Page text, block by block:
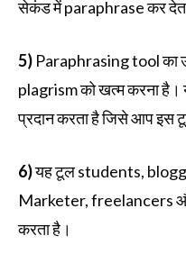
सेकंड में paraphrase कर
5) Paraphrasing tool का
plagrism को खत्म करना
प्रदान करता है जिसे आप इस
6)यह टूल students,
Marketer, freelancers
करता है।